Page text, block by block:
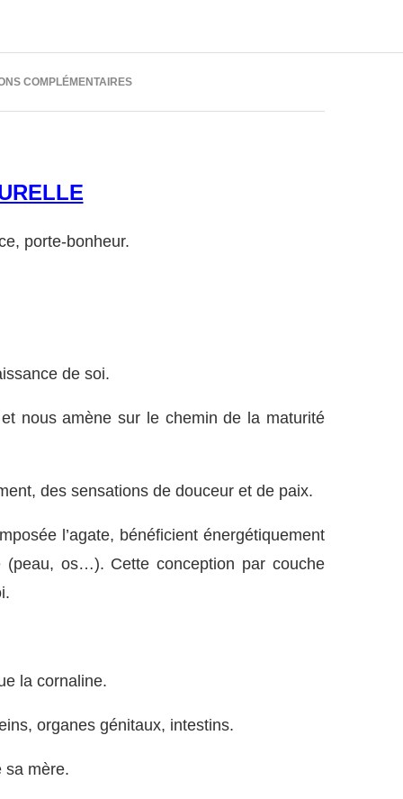
COMPLÉMENTAIRES
porte-bonheur.
de soi.
nous amène sur le chemin de la maturité
des sensations de douceur et de paix.
l’agate, bénéficient énergétiquement
os…). Cette conception par couche
la cornaline.
organes génitaux, intestins.
sa mère.